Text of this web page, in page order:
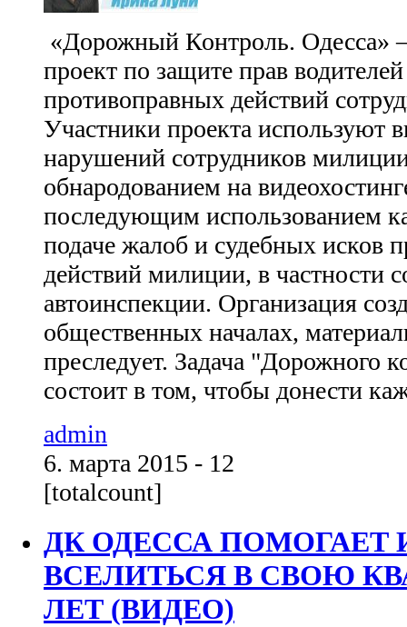
«Дорожный Контроль. Одесса»
проект по защите прав
противоправных действий
Участники проекта используют
нарушений сотрудников
обнародованием на
последующим использованием
подаче жалоб и судебных исков
действий милиции, в частности
автоинспекции. Организация
общественных началах,
преследует. Задача "Дорожного
состоит в том, чтобы донести
admin
6. марта 2015 - 12
[totalcount]
ДК ОДЕССА ПОМОГАЕТ
ВСЕЛИТЬСЯ В СВОЮ
ЛЕТ (ВИДЕО)